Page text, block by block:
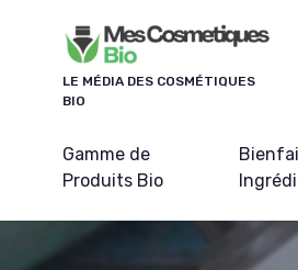
LE MÉDIA DES COSMÉTIQUES
BIO
Gamme de
Produits Bio